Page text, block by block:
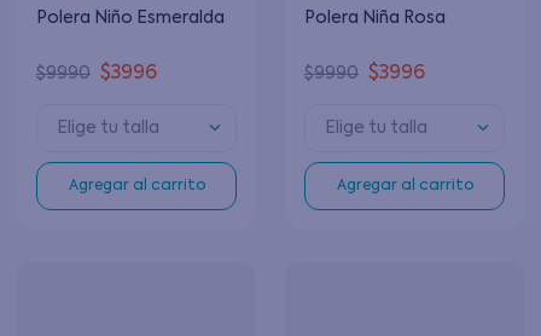
Polera Niño Esmeralda
$9990 $3996
Elige tu talla
Agregar al carrito
Polera Niña Rosa
$9990 $3996
Elige tu talla
Agregar al carrito